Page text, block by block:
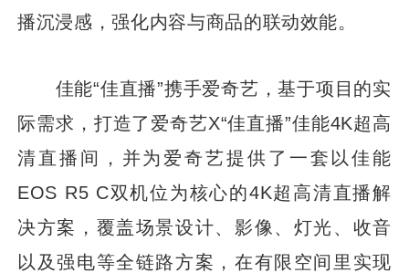
播沉浸感，强化内容与商品的联动效能。
佳能“佳直播”携手爱奇艺，基于项目的实
际需求，打造了爱奇艺X“佳直播”佳能4K超高
清直播间，并为爱奇艺提供了一套以佳能
EOS R5 C双机位为核心的4K超高清直播解
决方案，覆盖场景设计、影像、灯光、收音
以及强电等全链路方案，在有限空间里实现